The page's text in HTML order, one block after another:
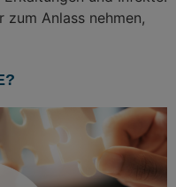
Anlass nehmen,